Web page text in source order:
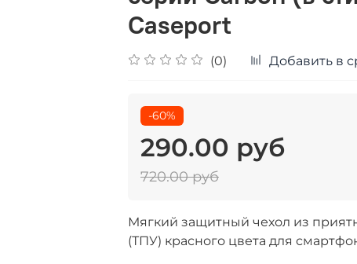
Caseport
(0) Добавить в
-60%
290.00 руб
720.00 руб
Мягкий защитный чехол из
(ТПУ) красного цвета для